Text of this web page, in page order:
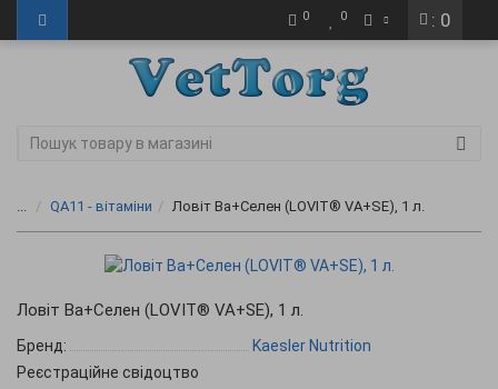
: 0
0 0
... QA11 - вітаміни Ловіт Ва+Селен (LOVIT® VA+SE), 1 л.
Ловіт Ва+Селен (LOVIT® VA+SE), 1 л.
Бренд:
Kaesler Nutrition
Реєстраційне свідоцтво